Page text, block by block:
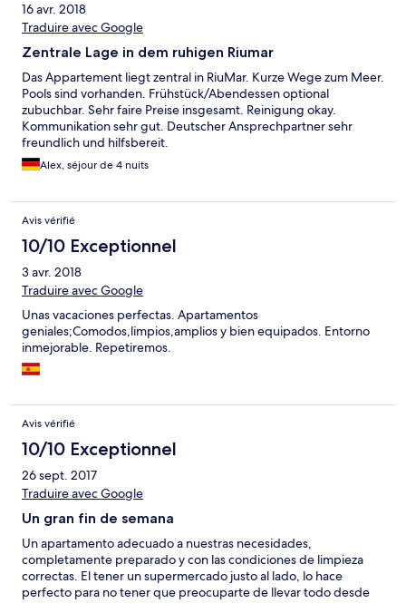
16 avr. 2018
Traduire avec Google
Zentrale Lage in dem ruhigen Riumar
Das Appartement liegt zentral in RiuMar. Kurze Wege zum Meer.
Pools sind vorhanden. Frühstück/Abendessen optional
zubuchbar. Sehr faire Preise insgesamt. Reinigung okay.
Kommunikation sehr gut. Deutscher Ansprechpartner sehr
freundlich und hilfsbereit.
Alex, séjour de 4 nuits
Avis vérifié
10/10 Exceptionnel
3 avr. 2018
Traduire avec Google
Unas vacaciones perfectas. Apartamentos
geniales;Comodos,limpios,amplios y bien equipados. Entorno
inmejorable. Repetiremos.
Avis vérifié
10/10 Exceptionnel
26 sept. 2017
Traduire avec Google
Un gran fin de semana
Un apartamento adecuado a nuestras necesidades,
completamente preparado y con las condiciones de limpieza
correctas. El tener un supermercado justo al lado, lo hace
perfecto para no tener que preocuparte de llevar todo desde